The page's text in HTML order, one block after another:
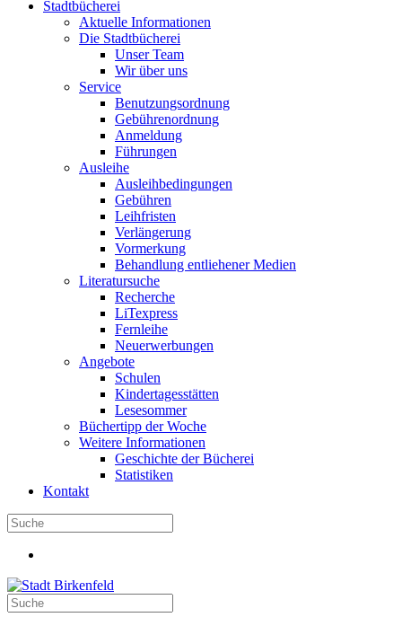
Stadtbücherei
Aktuelle Informationen
Die Stadtbücherei
Unser Team
Wir über uns
Service
Benutzungsordnung
Gebührenordnung
Anmeldung
Führungen
Ausleihe
Ausleihbedingungen
Gebühren
Leihfristen
Verlängerung
Vormerkung
Behandlung entliehener Medien
Literatursuche
Recherche
LiTexpress
Fernleihe
Neuerwerbungen
Angebote
Schulen
Kindertagesstätten
Lesesommer
Büchertipp der Woche
Weitere Informationen
Geschichte der Bücherei
Statistiken
Kontakt